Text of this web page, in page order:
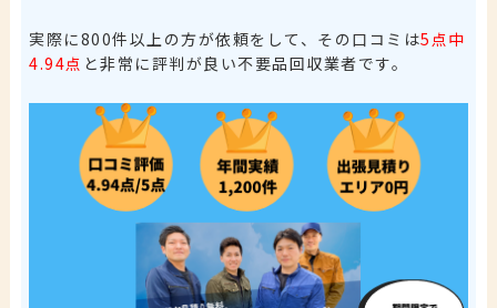
実際に800件以上の方が依頼をして、その口コミは5点中
4.94点 と非常に評判が良い不要品回収業者です。